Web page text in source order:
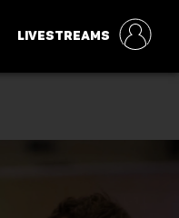
LIVESTREAMS